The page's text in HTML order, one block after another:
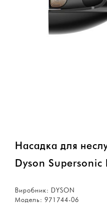
Насадка для
Dyson Supersonic
Виробник: DYSON
Модель: 971744-06